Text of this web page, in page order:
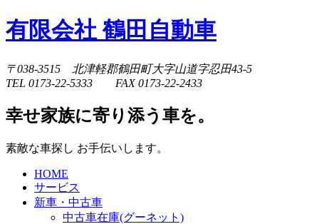
有限会社 鶴田自動車
〒038-3515 北津軽郡鶴田町大字山道字忍田43-5
TEL 0173-22-5333 FAX 0173-22-2433
幸せ家族に寄り添う車を。
素敵な車探し お手伝いします。
HOME
サービス
新車・中古車
中古車在庫(グーネット)